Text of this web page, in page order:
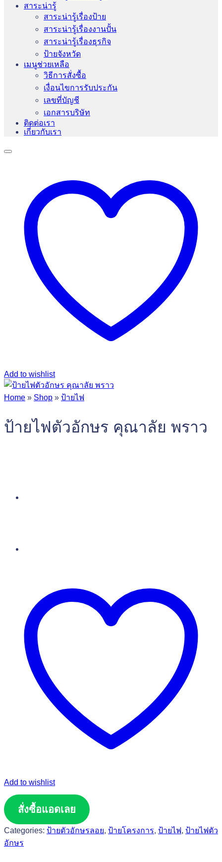
สาระน่ารู้
สาระน่ารู้เรื่องป้าย
สาระน่ารู้เรื่องงานปั้น
สาระน่ารู้เรื่องธุรกิจ
ป้ายจังหวัด
เมนูช่วยเหลือ
วิธีการสั่งซื้อ
เงื่อนไขการรับประกัน
เลขที่บัญชี
เอกสารบริษัท
ติดต่อเรา
เกี่ยวกับเรา
Add to wishlist
Home » Shop » ป้ายไฟ
ป้ายไฟตัวอักษร คุณาลัย พราว
Add to wishlist
สั่งซื้อแอดเลย
Categories: ป้ายตัวอักษรลอย, ป้ายโครงการ, ป้ายไฟ, ป้ายไฟตัว
อักษร